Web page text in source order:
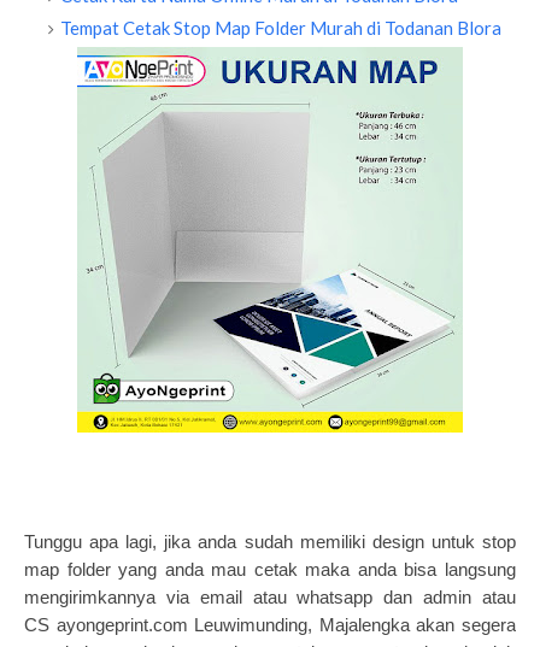
Tempat Cetak Stop Map Folder Murah di Todanan Blora
Tunggu apa lagi, jika anda sudah memiliki design untuk stop
map folder yang anda mau cetak maka anda bisa langsung
mengirimkannya via email atau whatsapp dan admin atau
CS ayongeprint.com Leuwimunding, Majalengka akan segera